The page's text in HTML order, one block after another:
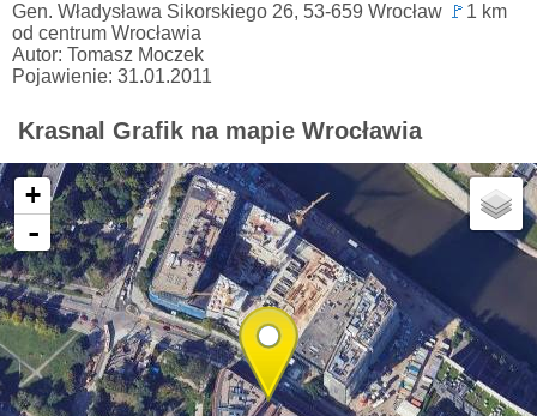
Gen. Władysława Sikorskiego 26, 53-659 Wrocław 🚩 1 km
od centrum Wrocławia
Autor: Tomasz Moczek
Pojawienie: 31.01.2011
Krasnal Grafik na mapie Wrocławia
+
-